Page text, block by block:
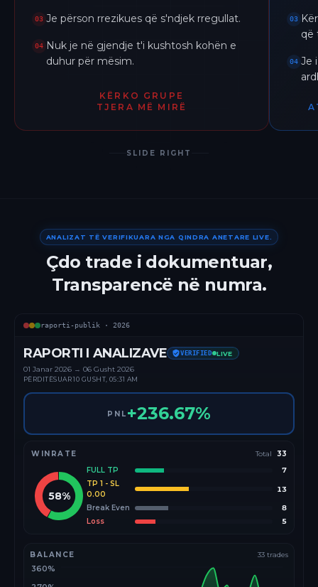
03 Je përson rrezikues që s'ndjek rregullat.
04 Nuk je në gjendje t'i kushtosh kohën e
duhur për mësim.
KËRKO GRUPE
TJERA MË MIRË
03
që
04 Je
SLIDE RIGHT
ANALIZAT TË VERIFIKUARA NGA QINDRA ANETARE LIVE.
Çdo trade i dokumentuar,
Transparencë në numra.
raporti-publik · 2026
RAPORTI I ANALIZAVE VERIFIED LIVE
01 Janar 2026 → 06 Gusht 2026
PËRDITËSUAR10 GUSHT, 05:31 AM
PNL +236.67%
WINRATE Total 33
58%
FULL TP
7
TP 1 - SL
0.00
13
Break Even
8
Loss
5
BALANCE 33 trades
360%